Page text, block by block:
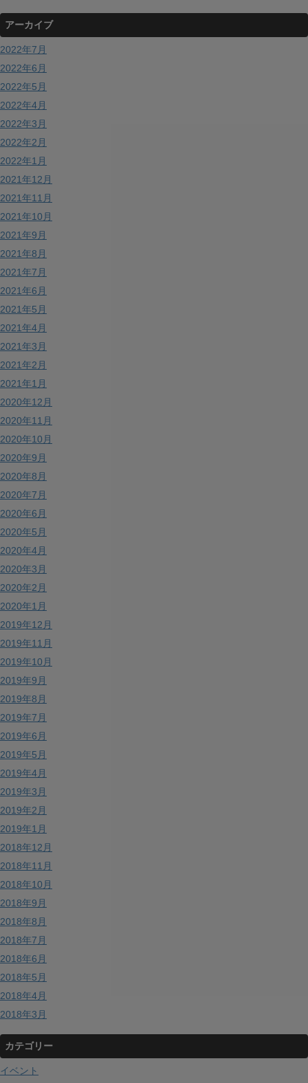
アーカイブ
2022年7月
2022年6月
2022年5月
2022年4月
2022年3月
2022年2月
2022年1月
2021年12月
2021年11月
2021年10月
2021年9月
2021年8月
2021年7月
2021年6月
2021年5月
2021年4月
2021年3月
2021年2月
2021年1月
2020年12月
2020年11月
2020年10月
2020年9月
2020年8月
2020年7月
2020年6月
2020年5月
2020年4月
2020年3月
2020年2月
2020年1月
2019年12月
2019年11月
2019年10月
2019年9月
2019年8月
2019年7月
2019年6月
2019年5月
2019年4月
2019年3月
2019年2月
2019年1月
2018年12月
2018年11月
2018年10月
2018年9月
2018年8月
2018年7月
2018年6月
2018年5月
2018年4月
2018年3月
カテゴリー
イベント